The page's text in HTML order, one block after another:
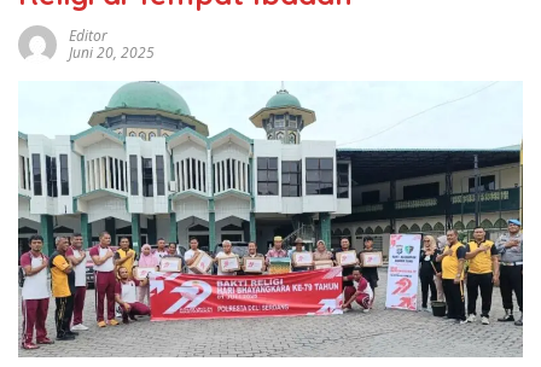
Editor
Juni 20, 2025